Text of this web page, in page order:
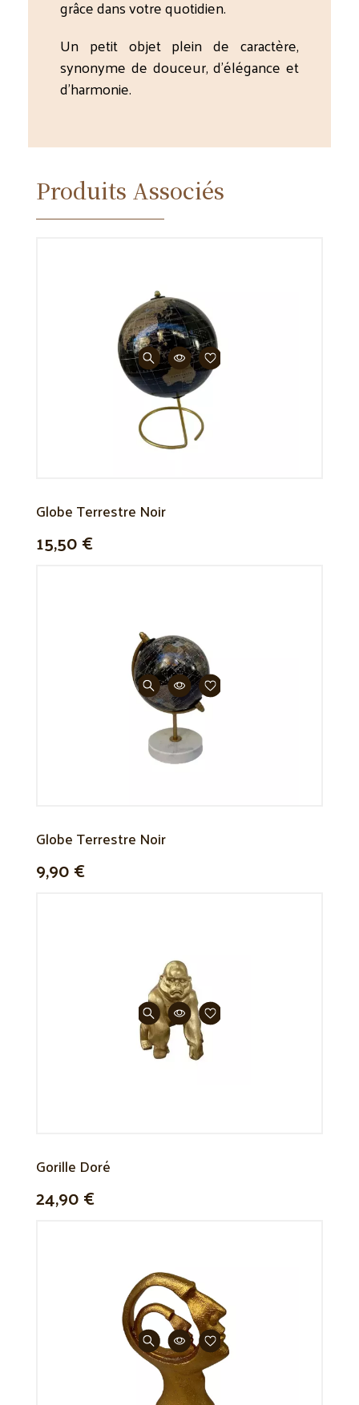
grâce dans votre quotidien.
Un petit objet plein de caractère,
synonyme de douceur, d’élégance et
d’harmonie.
Produits Associés
Globe Terrestre Noir
15,50 €
Globe Terrestre Noir
9,90 €
Gorille Doré
24,90 €